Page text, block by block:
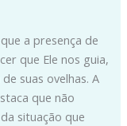
a presença de
que Ele nos guia,
suas ovelhas. A
que não
situação que